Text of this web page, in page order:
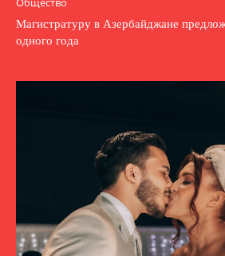
Магистратуру в Азербайджане
одного года